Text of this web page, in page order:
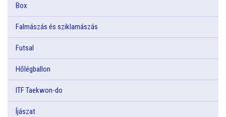
Box
Falmászás és sziklamászás
Futsal
Hőlégballon
ITF Taekwon-do
Íjászat